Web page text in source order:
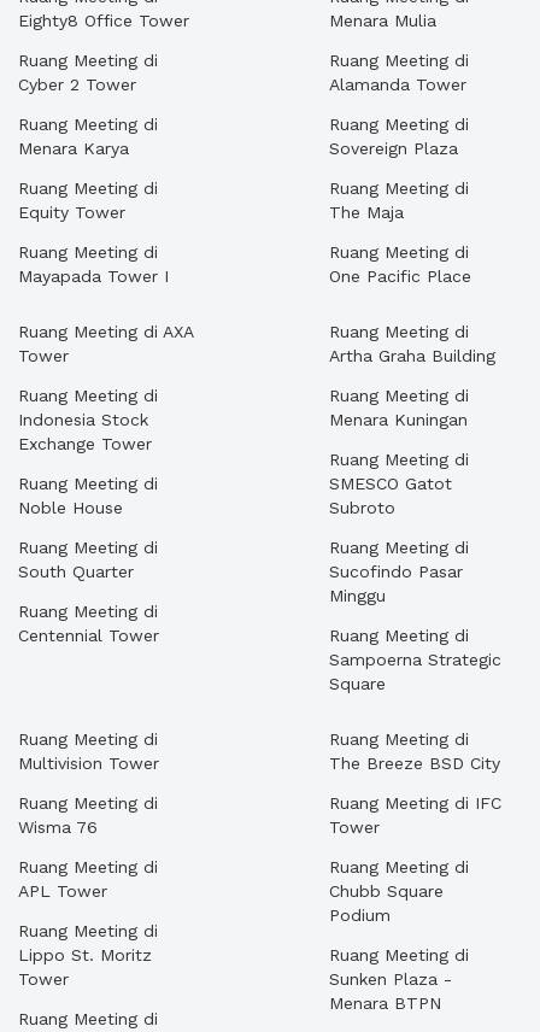
Eighty8 Office Tower
Ruang Meeting di
Cyber 2 Tower
Ruang Meeting di
Menara Karya
Ruang Meeting di
Equity Tower
Ruang Meeting di
Mayapada Tower I
Menara Mulia
Ruang Meeting di
Alamanda Tower
Ruang Meeting di
Sovereign Plaza
Ruang Meeting di
The Maja
Ruang Meeting di
One Pacific Place
Ruang Meeting di AXA
Tower
Ruang Meeting di
Indonesia Stock
Exchange Tower
Ruang Meeting di
Noble House
Ruang Meeting di
South Quarter
Ruang Meeting di
Centennial Tower
Ruang Meeting di
Artha Graha Building
Ruang Meeting di
Menara Kuningan
Ruang Meeting di
SMESCO Gatot
Subroto
Ruang Meeting di
Sucofindo Pasar
Minggu
Ruang Meeting di
Sampoerna Strategic
Square
Ruang Meeting di
Multivision Tower
Ruang Meeting di
Wisma 76
Ruang Meeting di
APL Tower
Ruang Meeting di
Lippo St. Moritz
Tower
Ruang Meeting di
Ruang Meeting di
The Breeze BSD City
Ruang Meeting di IFC
Tower
Ruang Meeting di
Chubb Square
Podium
Ruang Meeting di
Sunken Plaza -
Menara BTPN